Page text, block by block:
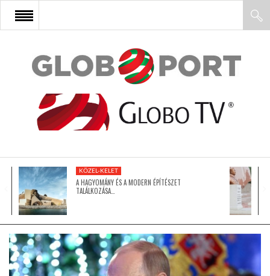
FŐOLDAL
AFRIKA
ÁZSIA
LATIN-AMERIKA
KÖZEL-KELET
A HAGYOMÁNY ÉS A MODERN ÉPÍTÉSZET
TALÁLKOZÁSA…